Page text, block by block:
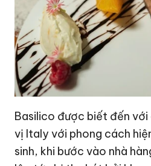
Basilico được biết đến
vị Italy với phong cách
sinh, khi bước vào nhà